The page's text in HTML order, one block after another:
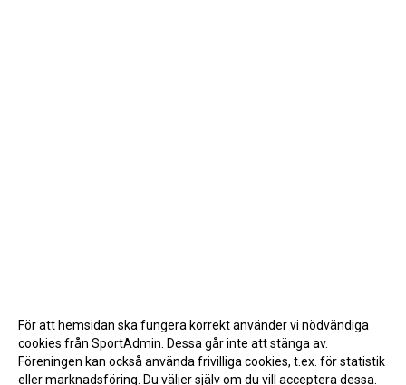
För att hemsidan ska fungera korrekt använder vi nödvändiga
cookies från SportAdmin. Dessa går inte att stänga av.
Föreningen kan också använda frivilliga cookies, t.ex. för statistik
eller marknadsföring. Du väljer själv om du vill acceptera dessa.